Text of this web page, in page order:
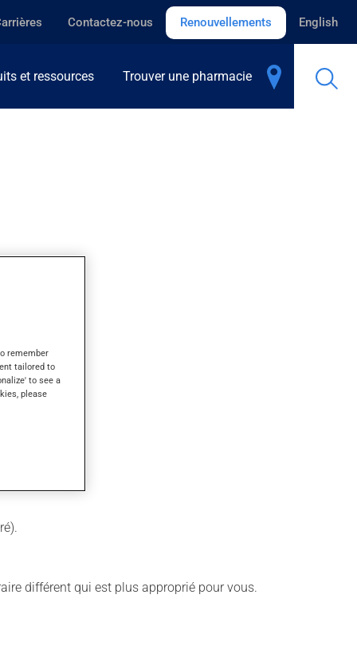
Contactez-nous Renouvellements English
et ressources Trouver une pharmacie
différent qui est plus approprié pour vous.
remember
tailored to
to see a
please